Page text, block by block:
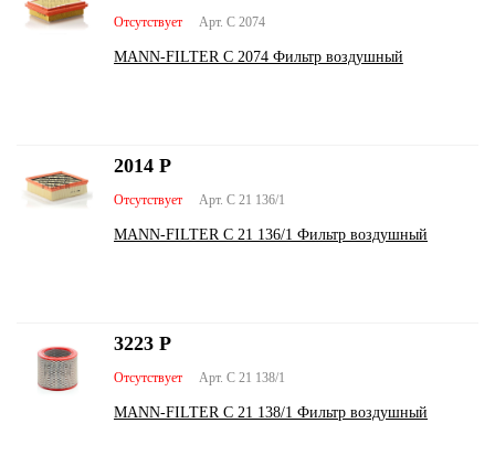
Арт. C 2074
Отсутствует
MANN-FILTER C 2074 Фильтр воздушный
Арт. C 21 136/1
Отсутствует
MANN-FILTER C 21 136/1 Фильтр воздушный
2014 Р
Арт. C 21 138/1
Отсутствует
MANN-FILTER C 21 138/1 Фильтр воздушный
3223 Р